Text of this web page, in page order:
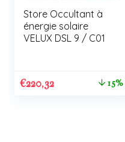
Store Occultant à
énergie solaire
VELUX DSL 9 / C01
€220,32 15%